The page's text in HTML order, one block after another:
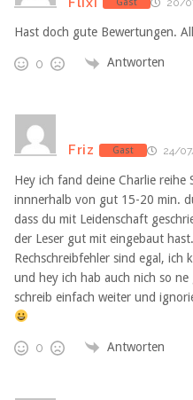
Gast 20/
Hast doch gute Bewertungen.
0 Antworten
Friz Gast 24/
Hey ich fand deine Charlie reihe
innnerhalb von gut 15-20 min.
dass du mit Leidenschaft
der Leser gut mit eingebaut
Rechschreibfehler sind egal, ich
und hey ich hab auch nich so
schreib einfach weiter und
0 Antworten